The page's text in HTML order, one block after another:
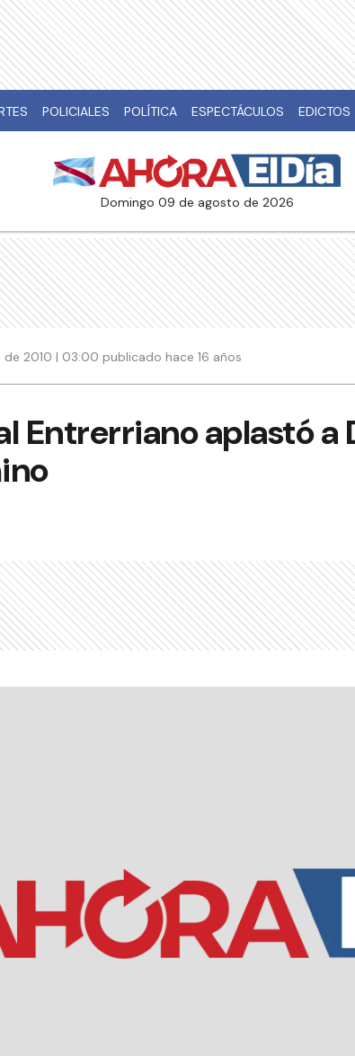
POLICIALES POLÍTICA ESPECTÁCULOS EDICTOS
domingo 09 de agosto de 2026
de 2010 | 03:00 publicado hace 16 años
Entrerriano aplastó